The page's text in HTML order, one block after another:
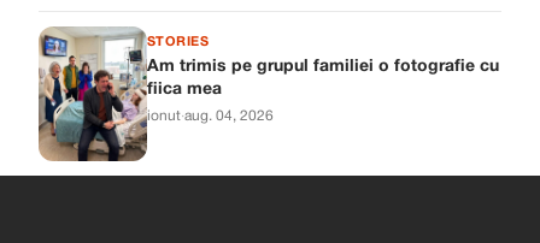
STORIES
Am trimis pe grupul familiei o fotografie cu
fiica mea
ionut·aug. 04, 2026